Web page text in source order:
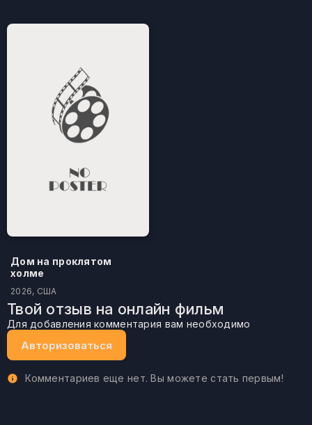
Дом на проклятом
холме
2026, США
Твой отзыв на онлайн фильм
Для добавления комментария вам необходимо
Авторизоваться
Комментариев еще нет. Вы можете стать первым!